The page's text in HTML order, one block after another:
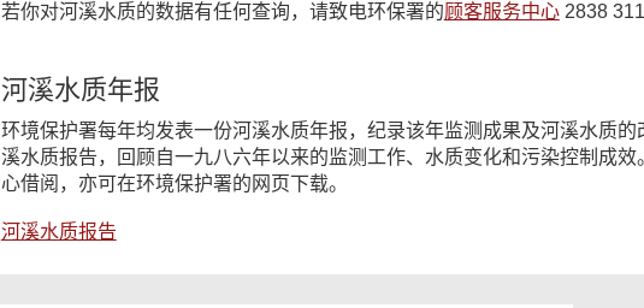
若你对河溪水质的数据有任何查询，请致电环保署的顾客服务中心2838
河溪水质年报
环境保护署每年均发表一份河溪水质年报，纪录该年监测成果及河溪水质
溪水质报告，回顾自一九八六年以来的监测工作、水质变化和污染控制成
心借阅，亦可在环境保护署的网页下载。
河溪水质报告